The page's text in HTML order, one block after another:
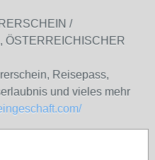
/
ÖSTERREICHISCHER
Reisepass,
und vieles mehr